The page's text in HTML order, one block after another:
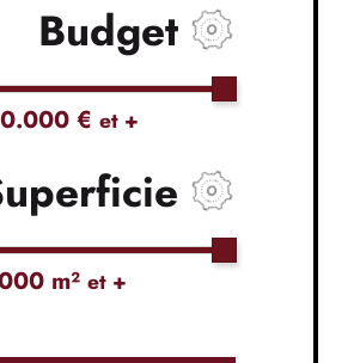
Budget
€et +
m² et +